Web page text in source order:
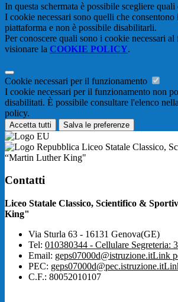
In questa schermata è possibile scegliere
I cookie necessari sono quelli che
piattaforma e non è possibile disabilitarli.
Per conoscere quali sono i cookie necessari
visionare la COOKIE POLICY.
Cookie necessari per il funzionamento
I cookie necessari per il funzionamento non
disabilitati. È possibile consultare l'elenco
policy.
Accetta tutti Salva le preferenze
Liceo Statale Classico,
“Martin Luther King"
Contatti
Liceo Statale Classico, Scientifico &
King"
Via Sturla 63 - 16131 Genova(GE)
Tel: 010380344 - Cellulare Segreteria:
Email: geps07000d@istruzione.itLink
PEC: geps07000d@pec.istruzione.it
C.F.: 80052010107